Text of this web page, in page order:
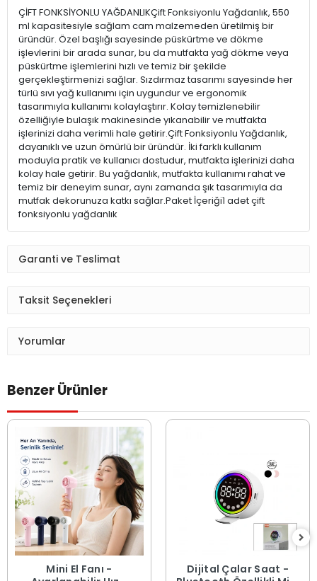
ÇİFT FONKSİYONLU YAĞDANLIKÇift Fonksiyonlu Yağdanlık, 550
ml kapasitesiyle sağlam cam malzemeden üretilmiş bir
üründür. Özel başlığı sayesinde püskürtme ve dökme
işlevlerini bir arada sunar, bu da mutfakta yağ dökme veya
püskürtme işlemlerini hızlı ve temiz bir şekilde
gerçekleştirmenizi sağlar. Sızdırmaz tasarımı sayesinde her
türlü sıvı yağ kullanımı için uygundur ve ergonomik
tasarımıyla kullanımı kolaylaştırır. Kolay temizlenebilir
özelliğiyle bulaşık makinesinde yıkanabilir ve mutfakta
işlerinizi daha verimli hale getirir.Çift Fonksiyonlu Yağdanlık,
dayanıklı ve uzun ömürlü bir üründür. İki farklı kullanım
moduyla pratik ve kullanıcı dostudur, mutfakta işlerinizi daha
kolay hale getirir. Bu yağdanlık, mutfakta kullanımı rahat ve
temiz bir deneyim sunar, aynı zamanda şık tasarımıyla da
mutfak dekorunuza katkı sağlar.Paket İçeriği1 adet çift
fonksiyonlu yağdanlık
Garanti ve Teslimat
Taksit Seçenekleri
Yorumlar
Benzer Ürünler
Mini El Fanı -
Dijital Çalar Saat -